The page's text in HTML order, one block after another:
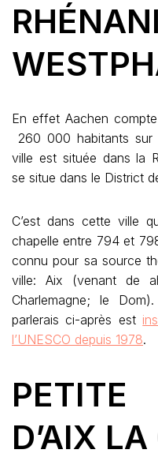
En effet Aachen
260 000 habitants sur
ville est située dans la
se situe dans le District
C’est dans cette ville
chapelle entre 794 et
connu pour sa source
ville: Aix (venant de
Charlemagne; le
parlerais ci-après est
l’UNESCO depuis 1978.
D’AIX